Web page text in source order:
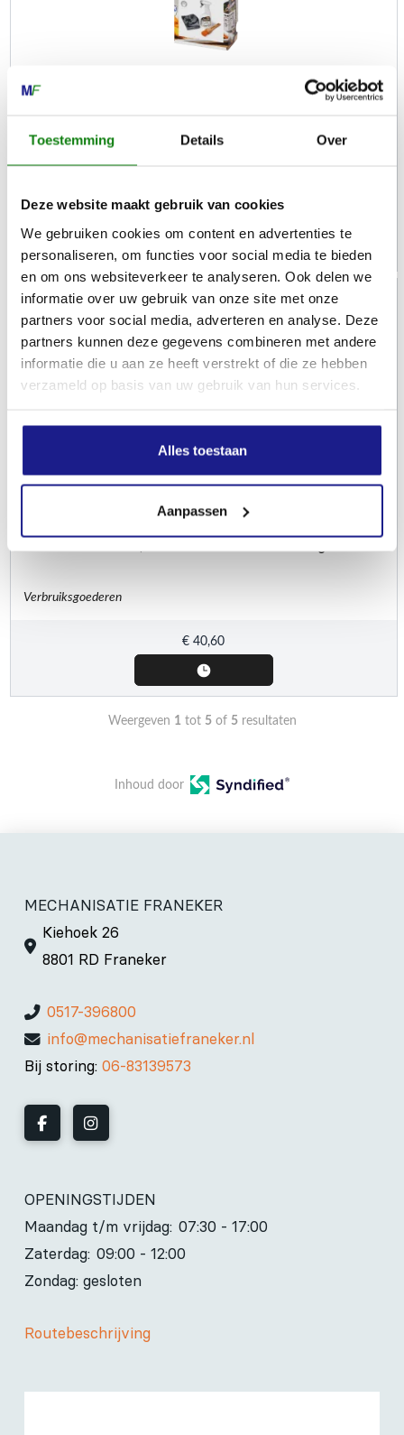
Toestemming Details Over
Deze website maakt gebruik van cookies
We gebruiken cookies om content en advertenties te
personaliseren, om functies voor social media te bieden
en om ons websiteverkeer te analyseren. Ook delen we
informatie over uw gebruik van onze site met onze
partners voor social media, adverteren en analyse. Deze
partners kunnen deze gegevens combineren met andere
informatie die u aan ze heeft verstrekt of die ze hebben
verzameld op basis van uw gebruik van hun services.
Alles toestaan
Aanpassen
Verbruiksgoederen
€ 40,60
Weergeven 1tot 5of 5resultaten
Inhoud door
MECHANISATIE FRANEKER
Kiehoek 26
8801 RD Franeker
0517-396800
info@mechanisatiefraneker.nl
Bij storing: 06-83139573
OPENINGSTIJDEN
Maandag t/m vrijdag: 07:30 - 17:00
Zaterdag: 09:00 - 12:00
Zondag: gesloten
Routebeschrijving